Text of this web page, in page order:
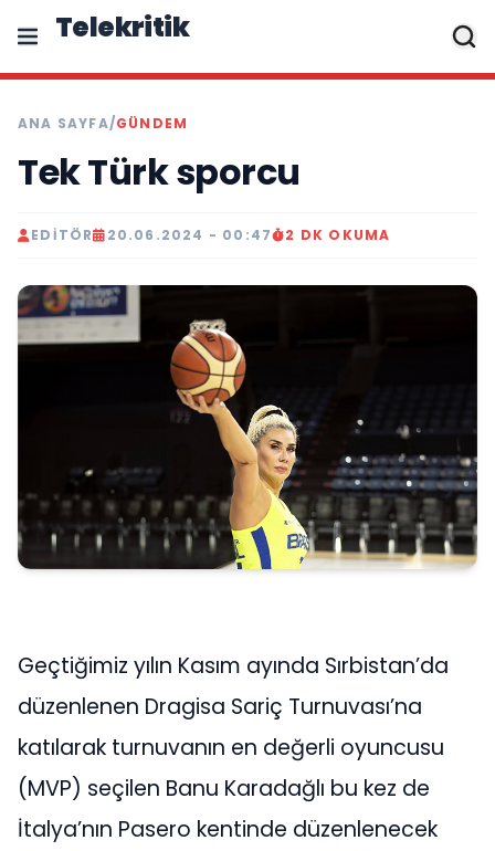
Telekritik
ANA SAYFA/GÜNDEM
Tek Türk sporcu
EDITÖR 20.06.2024 - 00:47 2 DK OKUMA
Geçtiğimiz yılın Kasım ayında Sırbistan’da
düzenlenen Dragisa Sariç Turnuvası’na
katılarak turnuvanın en değerli oyuncusu
(MVP) seçilen Banu Karadağlı bu kez de
İtalya’nın Pasero kentinde düzenlenecek